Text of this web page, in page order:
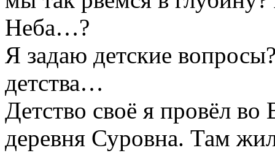
Неба…?
Я задаю детские
детства…
Детство своё я провёл
деревня Суровна. Там